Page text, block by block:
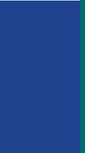
cáo, quảng cáo